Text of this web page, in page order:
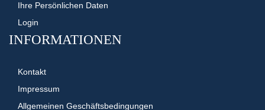
Ihre Persönlichen Daten
Login
INFORMATIONEN
Kontakt
Impressum
Allgemeinen Geschäftsbedingungen